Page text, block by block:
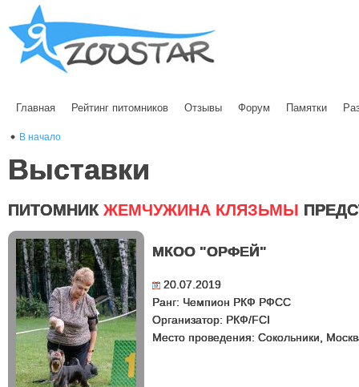
Главная Рейтинг питомников Отзывы Форум Памятки
В начало
Выставки
ПИТОМНИК ЖЕМЧУЖИНА КЛЯЗЬМЫ
МКОО "ОРФЕЙ"
20.07.2019
Ранг: Чемпион РКФ РФСС
Организатор: РКФ/FCI
Место проведения: Сокольники,